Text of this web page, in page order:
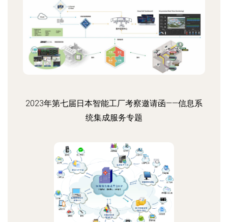
2023年第七届日本智能工厂考察邀请函——信息系
统集成服务专题